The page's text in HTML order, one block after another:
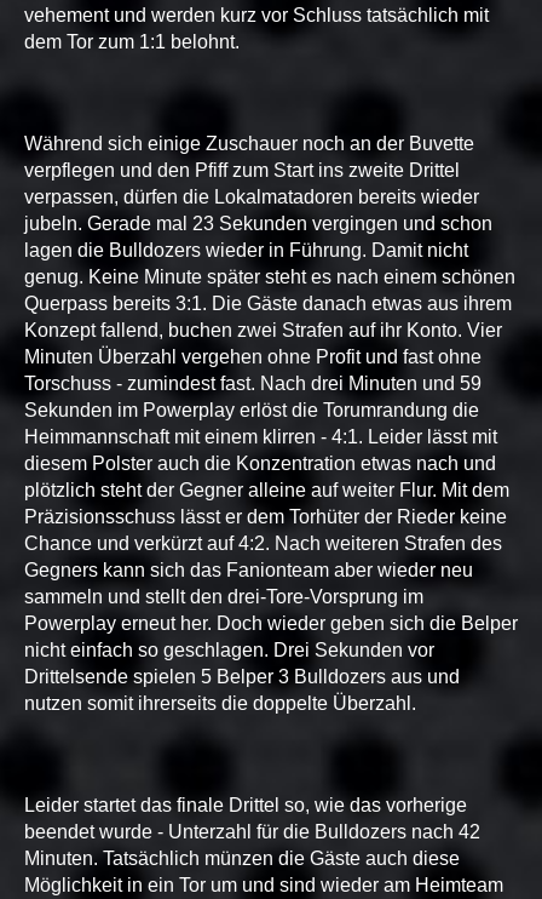
vehement und werden kurz vor Schluss tatsächlich mit
dem Tor zum 1:1 belohnt.
Während sich einige Zuschauer noch an der Buvette
verpflegen und den Pfiff zum Start ins zweite Drittel
verpassen, dürfen die Lokalmatadoren bereits wieder
jubeln. Gerade mal 23 Sekunden vergingen und schon
lagen die Bulldozers wieder in Führung. Damit nicht
genug. Keine Minute später steht es nach einem schönen
Querpass bereits 3:1. Die Gäste danach etwas aus ihrem
Konzept fallend, buchen zwei Strafen auf ihr Konto. Vier
Minuten Überzahl vergehen ohne Profit und fast ohne
Torschuss - zumindest fast. Nach drei Minuten und 59
Sekunden im Powerplay erlöst die Torumrandung die
Heimmannschaft mit einem klirren - 4:1. Leider lässt mit
diesem Polster auch die Konzentration etwas nach und
plötzlich steht der Gegner alleine auf weiter Flur. Mit dem
Präzisionsschuss lässt er dem Torhüter der Rieder keine
Chance und verkürzt auf 4:2. Nach weiteren Strafen des
Gegners kann sich das Fanionteam aber wieder neu
sammeln und stellt den drei-Tore-Vorsprung im
Powerplay erneut her. Doch wieder geben sich die Belper
nicht einfach so geschlagen. Drei Sekunden vor
Drittelsende spielen 5 Belper 3 Bulldozers aus und
nutzen somit ihrerseits die doppelte Überzahl.
Leider startet das finale Drittel so, wie das vorherige
beendet wurde - Unterzahl für die Bulldozers nach 42
Minuten. Tatsächlich münzen die Gäste auch diese
Möglichkeit in ein Tor um und sind wieder am Heimteam